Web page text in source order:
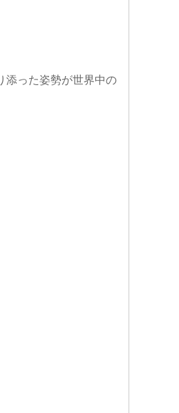
添った姿勢が世界中の